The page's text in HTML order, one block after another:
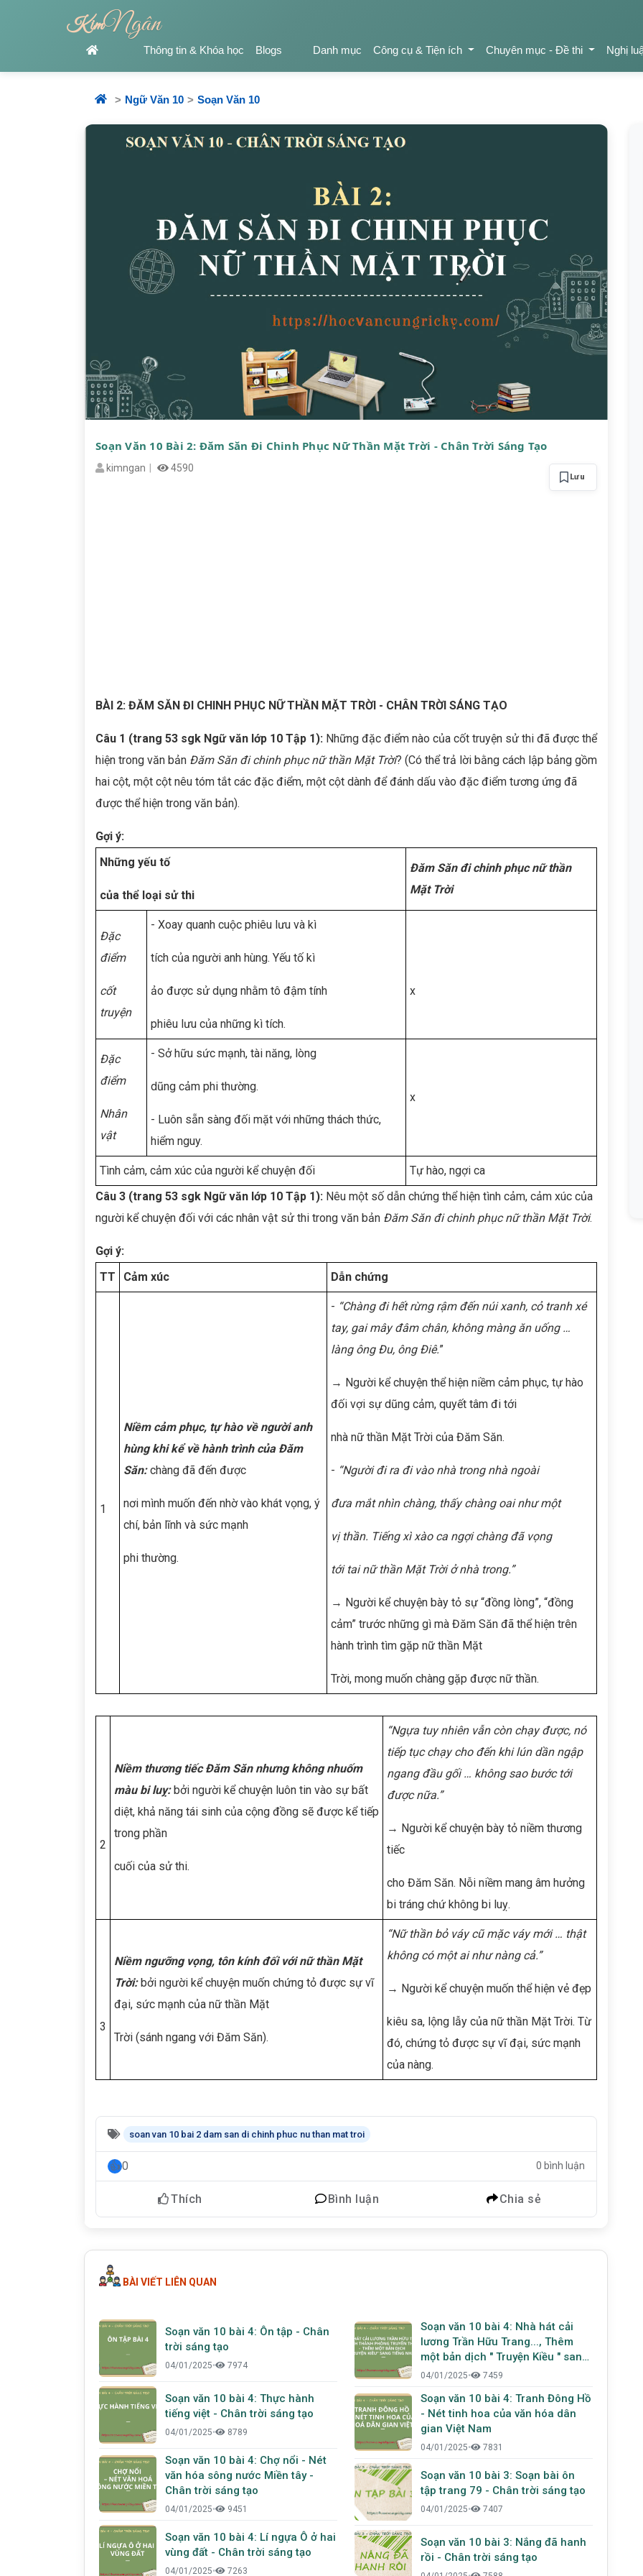
KimNgân
Thông tin & Khóa học Blogs Danh mục Công cụ & Tiện ích Chuyên mục - Đề thi Nghị
Ngữ Văn 10 Soạn Văn 10
Soạn Văn 10 Bài 2: Đăm Săn Đi Chinh Phục Nữ Thần Mặt Trời - Chân Trời Sáng Tạo
kimngan 4590
Lưu
BÀI 2: ĐĂM SĂN ĐI CHINH PHỤC NỮ THẦN MẶT TRỜI - CHÂN TRỜI SÁNG TẠO
Câu 1 (trang 53 sgk Ngữ văn lớp 10 Tập 1): Những đặc điểm nào của cốt truyện sử thi đã được thể
hiện trong văn bản Đăm Săn đi chinh phục nữ thần Mặt Trời? (Có thể trả lời bằng cách lập bảng gồm
hai cột, một cột nêu tóm tắt các đặc điểm, một cột dành để đánh dấu vào đặc điểm tương ứng đã
được thể hiện trong văn bản).
Gợi ý:
Những yếu tố
của thể loại sử thi
Đăm Săn đi chinh phục nữ thần
Mặt Trời
Đặc
điểm
cốt
truyện
- Xoay quanh cuộc phiêu lưu và kì
tích của người anh hùng. Yếu tố kì
ảo được sử dụng nhằm tô đậm tính
phiêu lưu của những kì tích.
x
Đặc
điểm
Nhân
vật
- Sở hữu sức mạnh, tài năng, lòng
dũng cảm phi thường.
- Luôn sẵn sàng đối mặt với những thách thức,
hiểm nguy.
x
Tình cảm, cảm xúc của người kể chuyện đối
Tự hào, ngợi ca
Câu 3 (trang 53 sgk Ngữ văn lớp 10 Tập 1): Nêu một số dẫn chứng thể hiện tình cảm, cảm xúc của
người kể chuyện đối với các nhân vật sử thi trong văn bản Đăm Săn đi chinh phục nữ thần Mặt Trời.
Gợi ý:
TT
Cảm xúc Dẫn chứng
1
Niềm cảm phục, tự hào về người anh
hùng khi kể về hành trình của Đăm
Săn:chàng đã đến được
nơi mình muốn đến nhờ vào khát vọng, ý
chí, bản lĩnh và sức mạnh
phi thường.
- “Chàng đi hết rừng rậm đến núi xanh, cỏ tranh xé
tay, gai mây đâm chân, không màng ăn uống …
làng ông Đu, ông Điê.”
→ Người kể chuyện thể hiện niềm cảm phục, tự hào
đối vợi sự dũng cảm, quyết tâm đi tới
nhà nữ thần Mặt Trời của Đăm Săn.
- “Người đi ra đi vào nhà trong nhà ngoài
đưa mắt nhìn chàng, thấy chàng oai như một
vị thần. Tiếng xì xào ca ngợi chàng đã vọng
tới tai nữ thần Mặt Trời ở nhà trong.”
→ Người kể chuyện bày tỏ sự “đồng lòng”, “đồng
cảm” trước những gì mà Đăm Săn đã thể hiện trên
hành trình tìm gặp nữ thần Mặt
Trời, mong muốn chàng gặp được nữ thần.
2
Niềm thương tiếc Đăm Săn nhưng không nhuốm
màu bi luỵ:bởi người kể chuyện luôn tin vào sự bất
diệt, khả năng tái sinh của cộng đồng sẽ được kể tiếp
trong phần
cuối của sử thi.
“Ngựa tuy nhiên vẫn còn chạy được, nó
tiếp tục chạy cho đến khi lún dần ngập
ngang đầu gối … không sao bước tới
được nữa.”
→ Người kể chuyện bày tỏ niềm thương
tiếc
cho Đăm Săn. Nỗi niềm mang âm hưởng
bi tráng chứ không bi luỵ.
3
Niềm ngưỡng vọng, tôn kính đối với nữ thần Mặt
Trời:bởi người kể chuyện muốn chứng tỏ được sự vĩ
đại, sức mạnh của nữ thần Mặt
Trời (sánh ngang với Đăm Săn).
“Nữ thần bỏ váy cũ mặc váy mới … thật
không có một ai như nàng cả.”
→ Người kể chuyện muốn thể hiện vẻ đẹp
kiêu sa, lộng lẫy của nữ thần Mặt Trời. Từ
đó, chứng tỏ được sự vĩ đại, sức mạnh
của nàng.
soan van 10 bai 2 dam san di chinh phuc nu than mat troi
0 0 bình luận
Thích Bình luận Chia sẻ
BÀI VIẾT LIÊN QUAN
Soạn văn 10 bài 4: Ôn tập - Chân
trời sáng tạo
04/01/2025• 7974
Soạn văn 10 bài 4: Thực hành
tiếng việt - Chân trời sáng tạo
04/01/2025• 8789
Soạn văn 10 bài 4: Chợ nổi - Nét
văn hóa sông nước Miền tây -
Chân trời sáng tạo
04/01/2025• 9451
Soạn văn 10 bài 4: Lí ngựa Ô ở hai
vùng đất - Chân trời sáng tạo
04/01/2025• 7263
Soạn văn 10 bài 4: Nhà hát cải
lương Trần Hữu Trang..., Thêm
một bản dịch " Truyện Kiều " sang
tiếng Nhật
04/01/2025• 7459
Soạn văn 10 bài 4: Tranh Đông Hồ
- Nét tinh hoa của văn hóa dân
gian Việt Nam
04/01/2025• 7831
Soạn văn 10 bài 3: Soạn bài ôn
tập trang 79 - Chân trời sáng tạo
04/01/2025• 7407
Soạn văn 10 bài 3: Nắng đã hanh
rồi - Chân trời sáng tạo